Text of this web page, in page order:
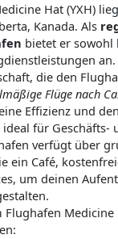
Hat (YXH)
Kanada. Als
bietet er
die den
Flüge nach
Effizienz und
ideal für Geschäfts-
verfügt über
ein Café,
um deinen
Flughafen